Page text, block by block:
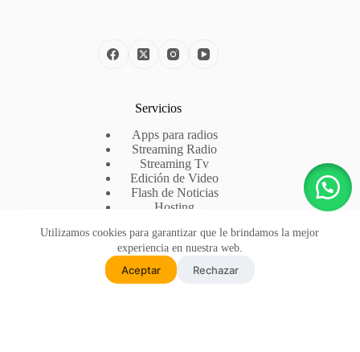
Utilizamos cookies para garantizar que le brindamos la mejor
experiencia en nuestra web.
Aceptar Rechazar
Servicios
Apps para radios
Streaming Radio
Streaming Tv
Edición de Video
Flash de Noticias
Hosting
Contacto
Martín compró recientemente
Flash de Noticias - Mensual
hace 2 días
✕